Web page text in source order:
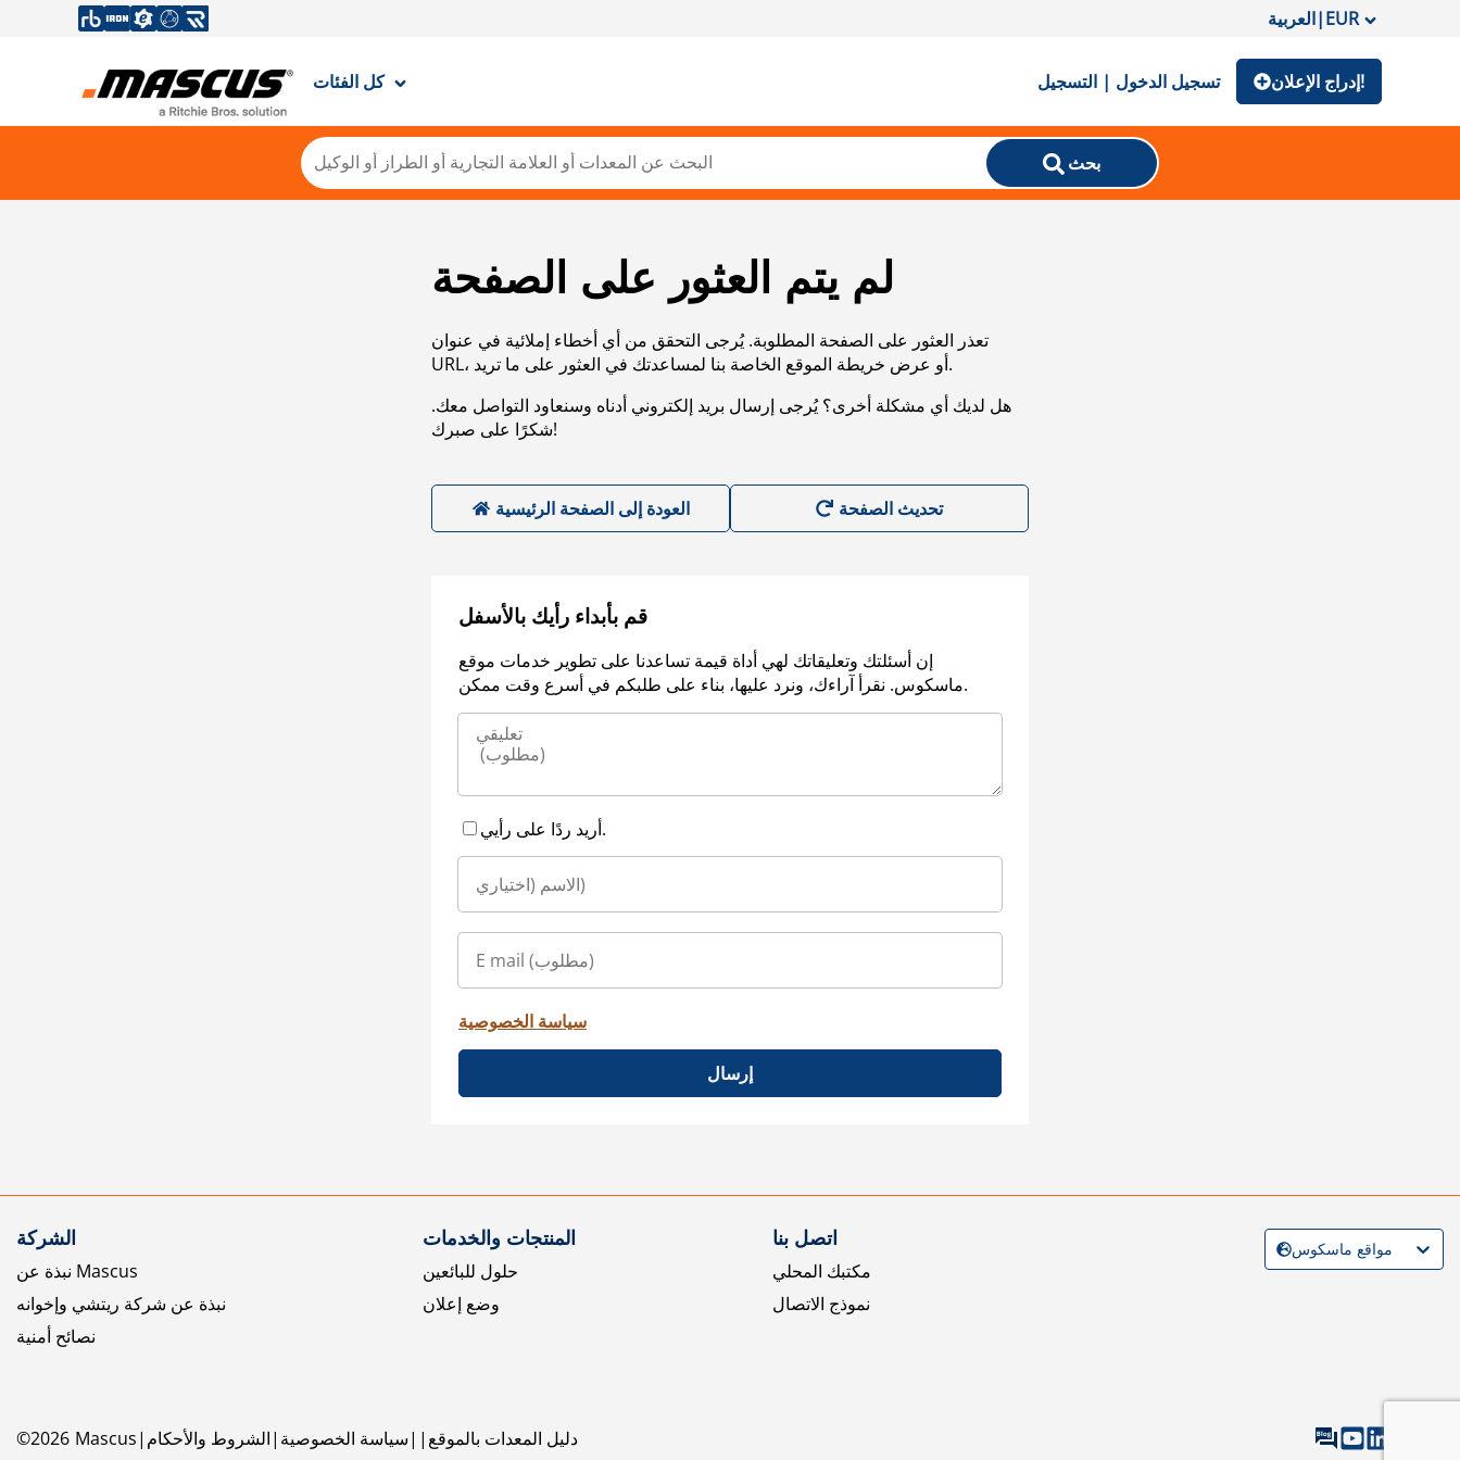
العربية|EUR
كل الفئات تسجيل الدخول | التسجيل إدراج الإعلان!
بحث
لم يتم العثور على الصفحة
تعذر العثور على الصفحة المطلوبة. يُرجى التحقق من أي أخطاء إملائية في عنوان
URL، أو عرض خريطة الموقع الخاصة بنا لمساعدتك في العثور على ما تريد.
هل لديك أي مشكلة أخرى؟ يُرجى إرسال بريد إلكتروني أدناه وسنعاود التواصل معك.
شكرًا على صبرك!
العودة إلى الصفحة الرئيسية
قم بأبداء رأيك بالأسفل
إن أسئلتك وتعليقاتك لهي أداة قيمة تساعدنا على تطوير خدمات موقع
ماسكوس. نقرأ آراءك، ونرد عليها، بناء على طلبكم في أسرع وقت ممكن.
أريد ردًا على رأيي.
سياسة الخصوصية
إرسال
الشركة
نبذة عن Mascus
نبذة عن شركة ريتشي وإخوانه
نصائح أمنية
المنتجات والخدمات
حلول للبائعين
وضع إعلان
اتصل بنا
مكتبك المحلي
نموذج الاتصال
©2026 Mascus الشروط والأحكام سياسة الخصوصية دليل المعدات بالموقع
مواقع ماسكوس